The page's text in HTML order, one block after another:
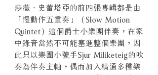
莎薇．史蕾塔亞的前四張專輯都是由
「慢動作五重奏」（Slow Motion
Quintet）這個爵士小樂團伴奏，在家
中錄音當然不可能塞進整個樂團，因
此只以樂團小號手Sjur Miliketeig的吹
奏為伴奏主軸，偶而加入精通多種樂